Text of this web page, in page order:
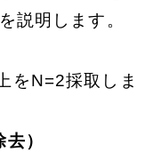
説明します。
をN=2採取しま
）